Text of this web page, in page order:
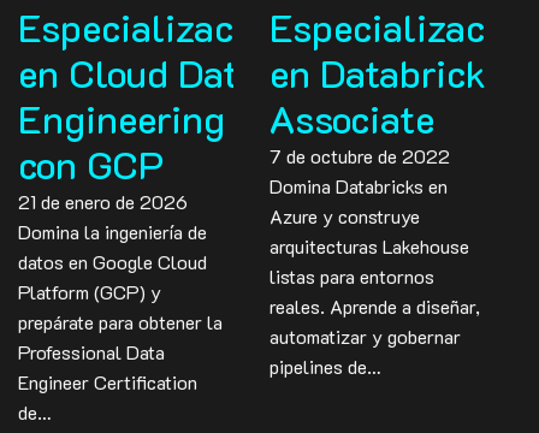
Especialización
en Cloud Data
Engineering
con GCP
21 de enero de 2026
Domina la ingeniería de
datos en Google Cloud
Platform (GCP) y
prepárate para obtener la
Professional Data
Engineer Certification
de…
Especialización
en Databricks
Associate
7 de octubre de 2022
Domina Databricks en
Azure y construye
arquitecturas Lakehouse
listas para entornos
reales. Aprende a diseñar,
automatizar y gobernar
pipelines de…